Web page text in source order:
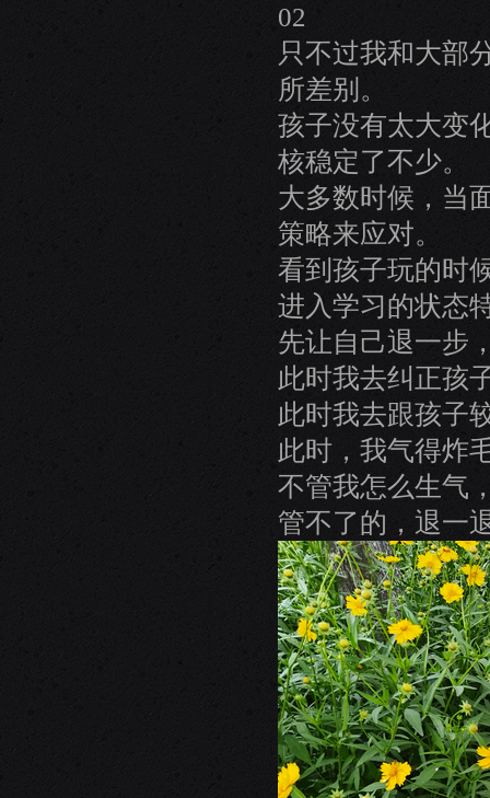
02
只不过我和大部
所差别。
孩子没有太大变
核稳定了不少。
大多数时候，当
策略来应对。
看到孩子玩的时
进入学习的状态
先让自己退一步
此时我去纠正孩
此时我去跟孩子
此时，我气得炸
不管我怎么生气
管不了的，退一